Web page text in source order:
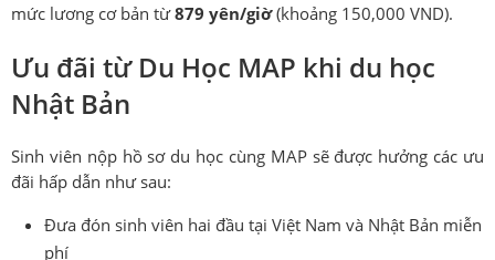
mức lương cơ bản từ879 yên/giờ(khoảng 150,000 VND).
Ưu đãi từ Du Học MAP khi du học
Nhật Bản
Sinh viên nộp hồ sơ du học cùng MAP sẽ được hưởng các ưu
đãi hấp dẫn như sau:
Đưa đón sinh viên hai đầu tại Việt Nam và Nhật Bản miễn
phí